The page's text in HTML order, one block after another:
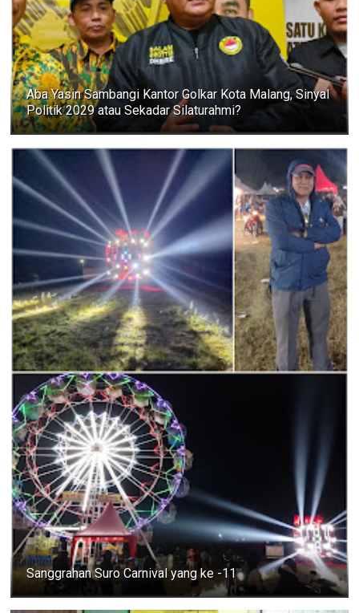
Aba Yasin Sambangi Kantor Golkar Kota Malang, Sinyal
Politik 2029 atau Sekadar Silaturahmi?
Sanggrahan Suro Carnival yang ke -11